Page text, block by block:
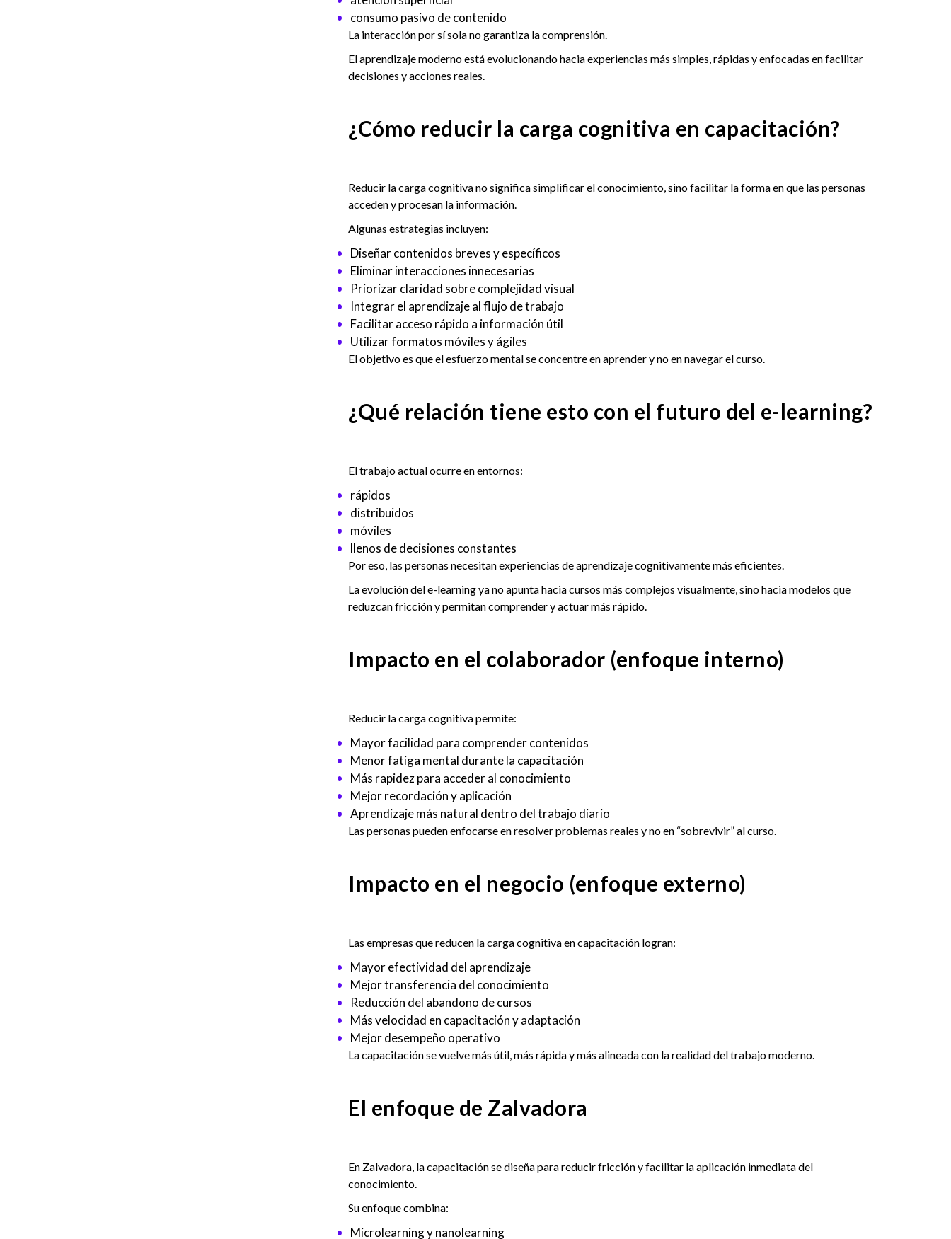
consumo pasivo de contenido
La interacción por sí sola no garantiza la comprensión.
El aprendizaje moderno está evolucionando hacia experiencias más simples, rápidas y enfocadas en facilitar
decisiones y acciones reales.
¿Cómo reducir la carga cognitiva en capacitación?
Reducir la carga cognitiva no significa simplificar el conocimiento, sino facilitar la forma en que las personas
acceden y procesan la información.
Algunas estrategias incluyen:
Diseñar contenidos breves y específicos
Eliminar interacciones innecesarias
Priorizar claridad sobre complejidad visual
Integrar el aprendizaje al flujo de trabajo
Facilitar acceso rápido a información útil
Utilizar formatos móviles y ágiles
El objetivo es que el esfuerzo mental se concentre en aprender y no en navegar el curso.
¿Qué relación tiene esto con el futuro del e-learning?
El trabajo actual ocurre en entornos:
rápidos
distribuidos
móviles
llenos de decisiones constantes
Por eso, las personas necesitan experiencias de aprendizaje cognitivamente más eficientes.
La evolución del e-learning ya no apunta hacia cursos más complejos visualmente, sino hacia modelos que
reduzcan fricción y permitan comprender y actuar más rápido.
Impacto en el colaborador (enfoque interno)
Reducir la carga cognitiva permite:
Mayor facilidad para comprender contenidos
Menor fatiga mental durante la capacitación
Más rapidez para acceder al conocimiento
Mejor recordación y aplicación
Aprendizaje más natural dentro del trabajo diario
Las personas pueden enfocarse en resolver problemas reales y no en “sobrevivir” al curso.
Impacto en el negocio (enfoque externo)
Las empresas que reducen la carga cognitiva en capacitación logran:
Mayor efectividad del aprendizaje
Mejor transferencia del conocimiento
Reducción del abandono de cursos
Más velocidad en capacitación y adaptación
Mejor desempeño operativo
La capacitación se vuelve más útil, más rápida y más alineada con la realidad del trabajo moderno.
El enfoque de Zalvadora
En Zalvadora, la capacitación se diseña para reducir fricción y facilitar la aplicación inmediata del
conocimiento.
Su enfoque combina:
Microlearning y nanolearning